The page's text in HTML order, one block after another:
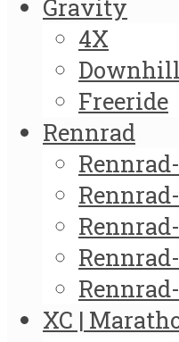
Gravity
4X
Downhill
Freeride
Rennrad
XC |